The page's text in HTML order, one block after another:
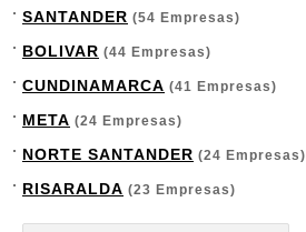
SANTANDER (54 Empresas)
BOLIVAR (44 Empresas)
CUNDINAMARCA (41 Empresas)
META (24 Empresas)
NORTE SANTANDER (24 Empresas)
RISARALDA (23 Empresas)